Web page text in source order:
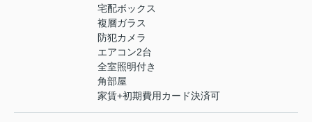
宅配ボックス
複層ガラス
防犯カメラ
エアコン2台
全室照明付き
角部屋
家賃+初期費用カード決済可